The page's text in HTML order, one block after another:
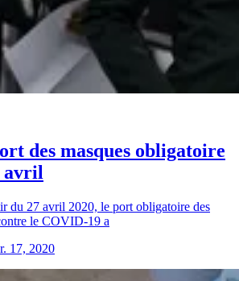
des masques obligatoire
avril
du 27 avril 2020, le port obligatoire des
le COVID-19 a
17, 2020